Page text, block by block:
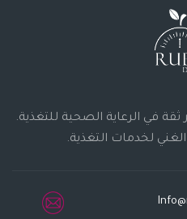
نحن الأكثر ثقة في الرعاية الصحية للتغذية.
لخدمات التغذية.